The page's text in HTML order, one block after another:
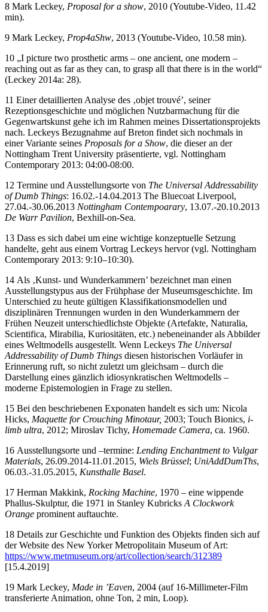
8 Mark Leckey, Proposal for a show, 2010 (Youtube-Video, 11.42
min).
9 Mark Leckey, Prop4aShw, 2013 (Youtube-Video, 10.58 min).
10 „I picture two prosthetic arms – one ancient, one modern –
reaching out as far as they can, to grasp all that there is in the world“
(Leckey 2014a: 28).
11 Einer detaillierten Analyse des ‚objet trouvé’, seiner
Rezeptionsgeschichte und möglichen Nutzbarmachung für die
Gegenwartskunst gehe ich im Rahmen meines Dissertationsprojekts
nach. Leckeys Bezugnahme auf Breton findet sich nochmals in
einer Variante seines Proposals for a Show, die dieser an der
Nottingham Trent University präsentierte, vgl. Nottingham
Contemporary 2013: 04:00-08:00.
12 Termine und Ausstellungsorte von The Universal Addressability
of Dumb Things: 16.02.-14.04.2013 The Bluecoat Liverpool,
27.04.-30.06.2013 Nottingham Contempoarary, 13.07.-20.10.2013
De Warr Pavilion, Bexhill-on-Sea.
13 Dass es sich dabei um eine wichtige konzeptuelle Setzung
handelte, geht aus einem Vortrag Leckeys hervor (vgl. Nottingham
Contemporary 2013: 9:10–10:30).
14 Als ‚Kunst- und Wunderkammern’ bezeichnet man einen
Ausstellungstypus aus der Frühphase der Museumsgeschichte. Im
Unterschied zu heute gültigen Klassifikationsmodellen und
disziplinären Trennungen wurden in den Wunderkammern der
Frühen Neuzeit unterschiedlichste Objekte (Artefakte, Naturalia,
Scientifica, Mirabilia, Kuriositäten, etc.) nebeneinander als Abbilder
eines Weltmodells ausgestellt. Wenn Leckeys The Universal
Addressability of Dumb Things diesen historischen Vorläufer in
Erinnerung ruft, so nicht zuletzt um gleichsam – durch die
Darstellung eines gänzlich idiosynkratischen Weltmodells –
moderne Epistemologien in Frage zu stellen.
15 Bei den beschriebenen Exponaten handelt es sich um: Nicola
Hicks, Maquette for Crouching Minotaur, 2003; Touch Bionics, i-
limb ultra, 2012; Miroslav Tichy, Homemade Camera, ca. 1960.
16 Ausstellungsorte und –termine: Lending Enchantment to Vulgar
Materials, 26.09.2014-11.01.2015, Wiels Brüssel; UniAddDumThs,
06.03.-31.05.2015, Kunsthalle Basel.
17 Herman Makkink, Rocking Machine, 1970 – eine wippende
Phallus-Skulptur, die 1971 in Stanley Kubricks A Clockwork
Orange prominent auftauchte.
18 Details zur Geschichte und Funktion des Objekts finden sich auf
der Website des New Yorker Metropolitain Museum of Art:
https://www.metmuseum.org/art/collection/search/312389
[15.4.2019]
19 Mark Leckey, Made in ’Eaven, 2004 (auf 16-Millimeter-Film
transferierte Animation, ohne Ton, 2 min, Loop).